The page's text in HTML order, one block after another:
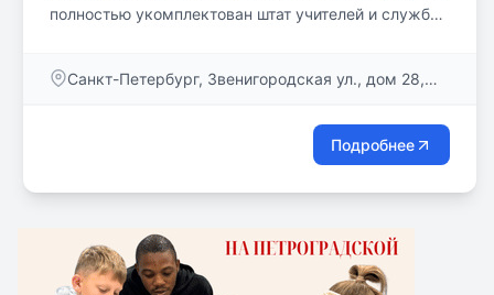
полностью укомплектован штат учителей и службы
и опытом работы с дистанционными технологиями,
Санкт-Петербург, Звенигородская ул., дом 28,
Подробнее